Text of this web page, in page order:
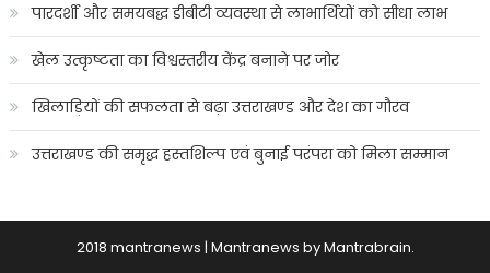
पारदर्शी और समयबद्ध डीबीटी व्यवस्था से लाभार्थियों को सीधा लाभ
खेल उत्कृष्टता का विश्वस्तरीय केंद्र बनाने पर जोर
खिलाड़ियों की सफलता से बढ़ा उत्तराखण्ड और देश का गौरव
उत्तराखण्ड की समृद्ध हस्तशिल्प एवं बुनाई परंपरा को मिला सम्मान
2018 mantranews | Mantranews byMantrabrain.